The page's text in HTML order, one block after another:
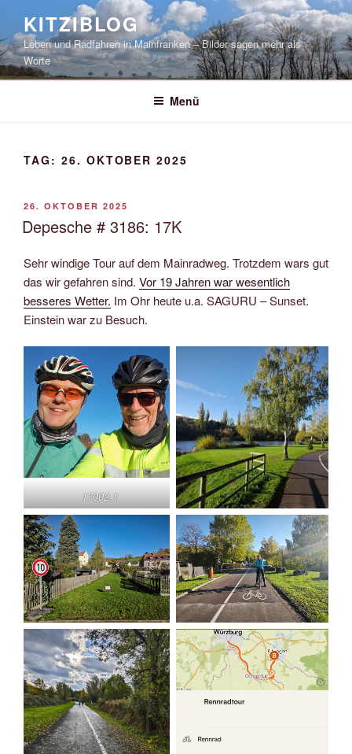
springen
KITZIBLOG
Leben und Radfahren in Mainfranken – Bilder sagen mehr als
Worte
Menü
TAG: 26. OKTOBER 2025
VERÖFFENTLICHT
AM
26. OKTOBER 2025
Depesche # 3186: 17K
Sehr windige Tour auf dem Mainradweg. Trotzdem wars gut
das wir gefahren sind. Vor 19 Jahren war wesentlich
besseres Wetter. Im Ohr heute u.a. SAGURU – Sunset.
Einstein war zu Besuch.
17002.1